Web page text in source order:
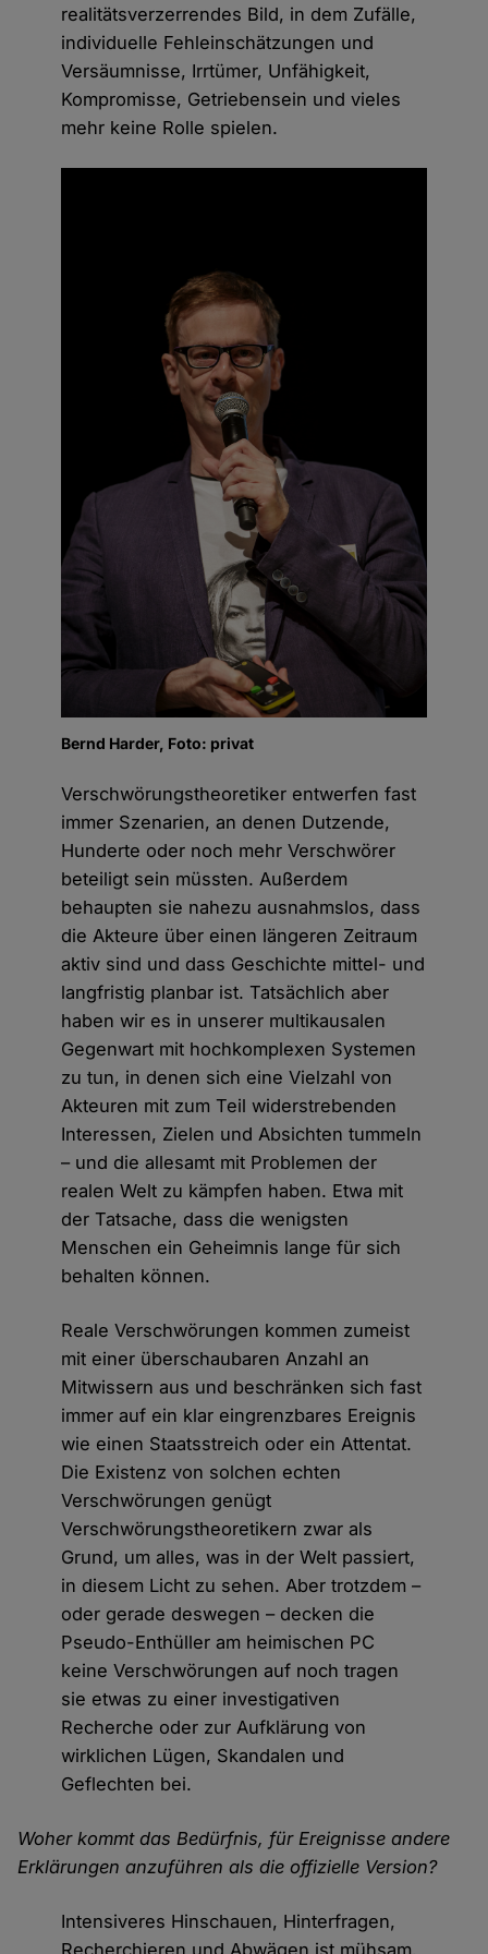
realitätsverzerrendes Bild, in dem Zufälle,
individuelle Fehleinschätzungen und
Versäumnisse, Irrtümer, Unfähigkeit,
Kompromisse, Getriebensein und vieles
mehr keine Rolle spielen.
Bernd Harder, Foto: privat
Verschwörungstheoretiker entwerfen fast
immer Szenarien, an denen Dutzende,
Hunderte oder noch mehr Verschwörer
beteiligt sein müssten. Außerdem
behaupten sie nahezu ausnahmslos, dass
die Akteure über einen längeren Zeitraum
aktiv sind und dass Geschichte mittel- und
langfristig planbar ist. Tatsächlich aber
haben wir es in unserer multikausalen
Gegenwart mit hochkomplexen Systemen
zu tun, in denen sich eine Vielzahl von
Akteuren mit zum Teil widerstrebenden
Interessen, Zielen und Absichten tummeln
– und die allesamt mit Problemen der
realen Welt zu kämpfen haben. Etwa mit
der Tatsache, dass die wenigsten
Menschen ein Geheimnis lange für sich
behalten können.
Reale Verschwörungen kommen zumeist
mit einer überschaubaren Anzahl an
Mitwissern aus und beschränken sich fast
immer auf ein klar eingrenzbares Ereignis
wie einen Staatsstreich oder ein Attentat.
Die Existenz von solchen echten
Verschwörungen genügt
Verschwörungstheoretikern zwar als
Grund, um alles, was in der Welt passiert,
in diesem Licht zu sehen. Aber trotzdem –
oder gerade deswegen – decken die
Pseudo-Enthüller am heimischen PC
keine Verschwörungen auf noch tragen
sie etwas zu einer investigativen
Recherche oder zur Aufklärung von
wirklichen Lügen, Skandalen und
Geflechten bei.
Woher kommt das Bedürfnis, für Ereignisse andere
Erklärungen anzuführen als die offizielle Version?
Intensiveres Hinschauen, Hinterfragen,
Recherchieren und Abwägen ist mühsam.